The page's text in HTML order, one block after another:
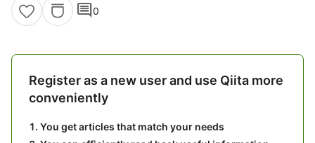
comment0
Register as a new user and use Qiita more
conveniently
You get articles that match your needs